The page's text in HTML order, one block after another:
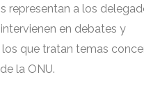
representan a los
en debates y
que tratan temas
la ONU.